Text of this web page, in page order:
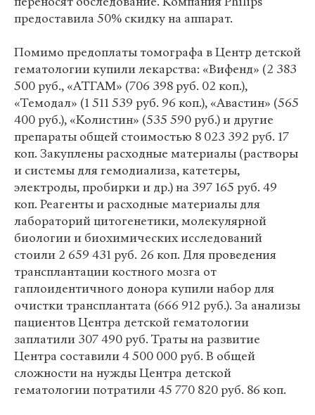
предоставила 50% скидку на аппарат.
Помимо предоплаты томографа в Центр детской
гематологии купили лекарства: «Вифенд» (2 383
500 руб., «АТГАМ» (706 398 руб. 02 коп.),
«Темодал» (1 511 539 руб. 96 коп.), «Авастин» (565
400 руб.), «Колистин» (535 590 руб.) и другие
препараты общей стоимостью 8 023 392 руб. 17
коп. Закуплены расходные материалы (растворы
и системы для гемодиализа, катетеры,
электроды, пробирки и др.) на 397 165 руб. 49
коп. Реагенты и расходные материалы для
лабораторий цитогенетики, молекулярной
биологии и биохимических исследований
стоили 2 659 431 руб. 26 коп. Для проведения
трансплантации костного мозга от
гаплоидентичного донора купили набор для
очистки трансплантата (666 912 руб.). За анализы
пациентов Центра детской гематологии
заплатили 307 490 руб. Траты на развитие
Центра составили 4 500 000 руб. В общей
сложности на нужды Центра детской
гематологии потратили 45 770 820 руб. 86 коп.